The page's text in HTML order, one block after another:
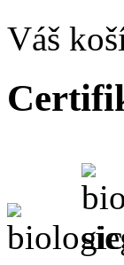
Váš